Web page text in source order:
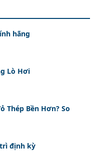
hãng
Lò Hơi
Thép Bền Hơn? So
định kỳ